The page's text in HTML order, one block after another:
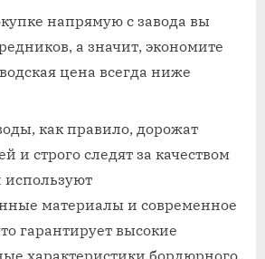
напрямую с завода вы
а значит, экономите
цена всегда ниже
как правило, дорожат
и строго следят за качеством
материалы и современное
гарантирует высокие
характеристики бордюрного